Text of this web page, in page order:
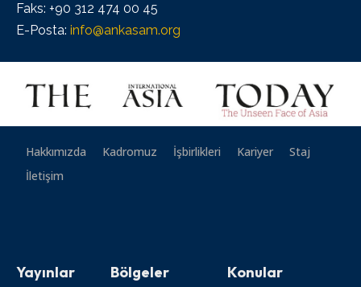
Faks: +90 312 474 00 45
E-Posta: info@ankasam.org
Hakkımızda Kadromuz İşbirlikleri Kariyer
Staj
İletişim
Yayınlar Bölgeler Konular